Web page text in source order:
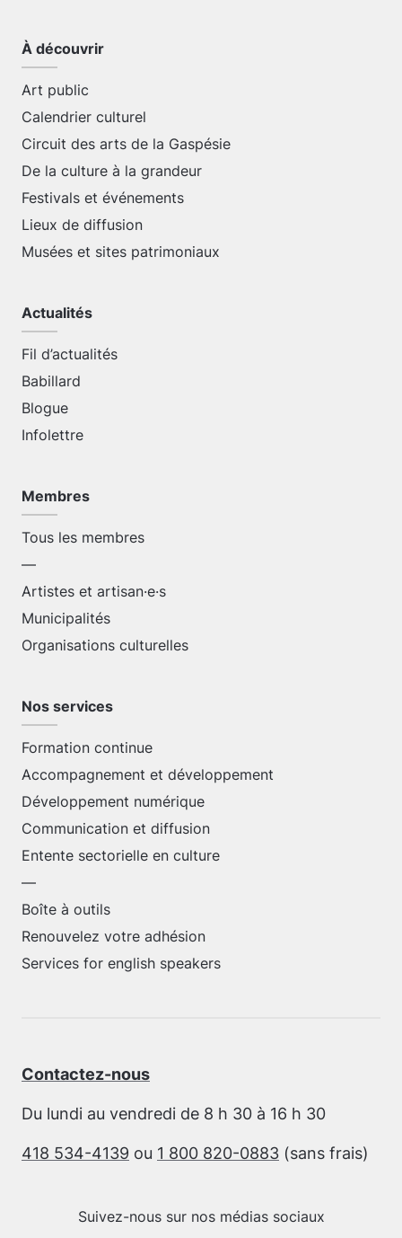
À découvrir
Art public
Calendrier culturel
Circuit des arts de la Gaspésie
De la culture à la grandeur
Festivals et événements
Lieux de diffusion
Musées et sites patrimoniaux
Actualités
Fil d’actualités
Babillard
Blogue
Infolettre
Membres
Tous les membres
—
Artistes et artisan·e·s
Municipalités
Organisations culturelles
Nos services
Formation continue
Accompagnement et développement
Développement numérique
Communication et diffusion
Entente sectorielle en culture
—
Boîte à outils
Renouvelez votre adhésion
Services for english speakers
Contactez-nous
Du lundi au vendredi de 8 h 30 à 16 h 30
418 534-4139 ou 1 800 820-0883 (sans frais)
Suivez-nous sur nos médias sociaux